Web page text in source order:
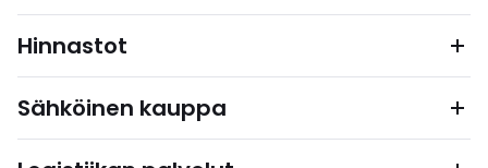
Hinnastot
Sähköinen kauppa